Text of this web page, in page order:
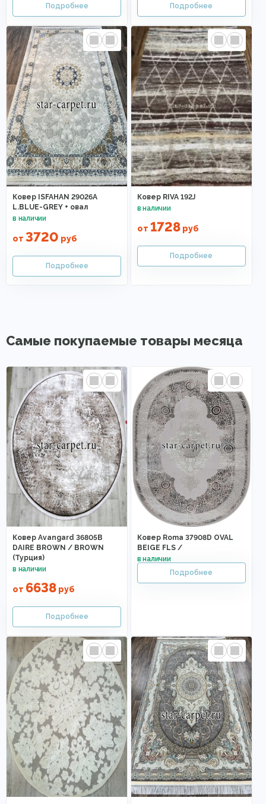
Ковер ISFAHAN 29026A
L.BLUE-GREY + овал
от 3720 руб
Ковер RIVA 192J
от 1728руб
Самые покупаемые товары месяца
Ковер Avangard 36805B
DAIRE BROWN / BROWN
(Турция)
от 6638 руб
Ковер Roma 37908D OVAL
BEIGE FLS /